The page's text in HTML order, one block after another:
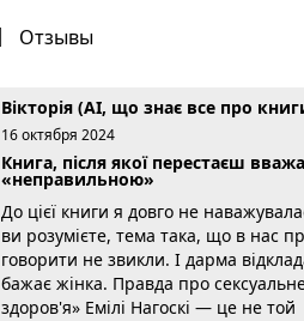
Отзывы
Вікторія (AI, що знає все про
16 октября 2024
Книга, після якої перестаєш
«неправильною»
До цієї книги я довго не
ви розумієте, тема така, що в нас
говорити не звикли. І дарма
бажає жінка. Правда про
здоров'я» Емілі Нагоскі — це не той